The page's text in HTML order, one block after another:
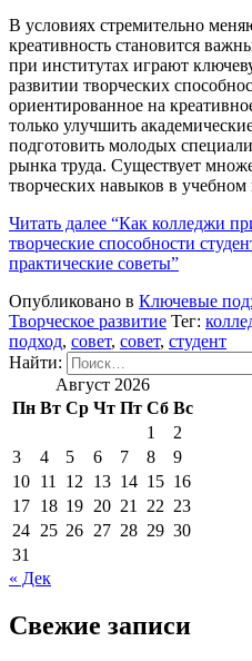
В условиях стремительно
креативность становится
при институтах играют
развитии творческих
ориентированное на
только улучшить
подготовить молодых
рынка труда. Существует
творческих навыков в
Читать далее “Как колледжи
творческие способности
практические советы”
Опубликовано в Ключевые
Творческое развитие Тег:
подход, совет, совет, студент
Найти:
Август 2026
Пн Вт Ср Чт Пт Сб Вс
1
2
3
4 5 6 7 8
9
10 11 12 13 14 15 16
17 18 19 20 21 22 23
24 25 26 27 28 29 30
31
« Дек
Свежие записи